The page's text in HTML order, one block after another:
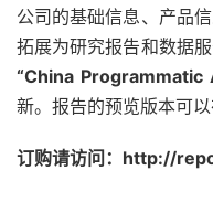
公司的基础信息、产品
拓展为研究报告和数据
“China
新。报告的预览版本可以
订购请访问：http://